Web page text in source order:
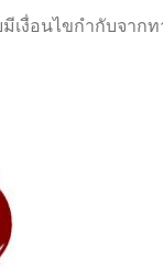
เงื่อนไขกำกับจาก